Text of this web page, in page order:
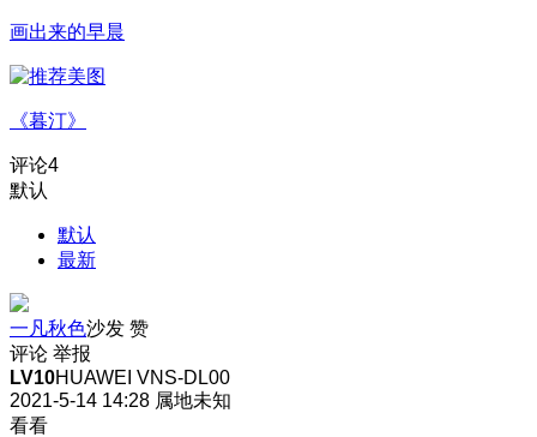
画出来的早晨
《暮汀》
评论4
默认
默认
最新
一凡秋色沙发 赞
评论 举报
LV10HUAWEI VNS-DL00
2021-5-14 14:28 属地未知
看看